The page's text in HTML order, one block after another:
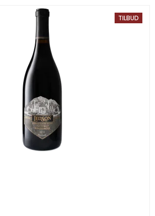
TILBUD